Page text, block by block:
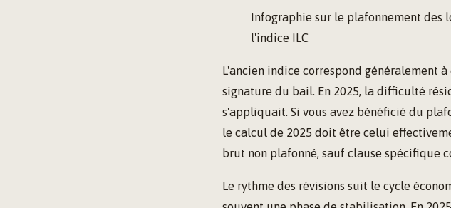
Infographie sur le plafonnement des
l'indice ILC
L'ancien indice correspond généralement
signature du bail. En 2025, la difficulté
s'appliquait. Si vous avez bénéficié du
le calcul de 2025 doit être celui
brut non plafonné, sauf clause spécifique
Le rythme des révisions suit le cycle